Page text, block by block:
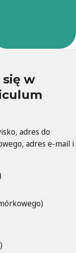
w
adres do
adres e-mail i